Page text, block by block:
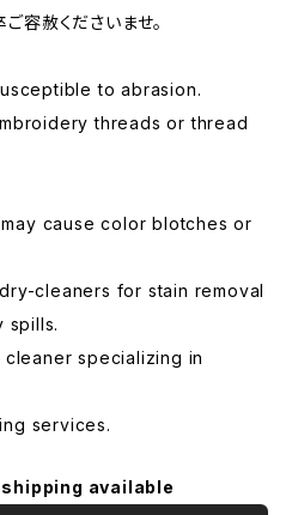
容赦くださいませ。
to abrasion.
threads or thread
cause color blotches or
cleaners for stain removal
spills.
specializing in
services.
available